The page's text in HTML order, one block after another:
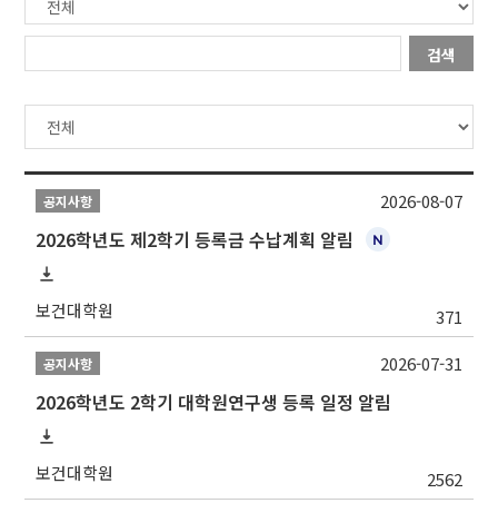
검색
공지사항
2026학년도 제2학기 등록금 수납계획 알림
보건대학원 371
2026-08-07
공지사항
2026학년도 2학기 대학원연구생 등록 일정 알림
보건대학원 2562
2026-07-31